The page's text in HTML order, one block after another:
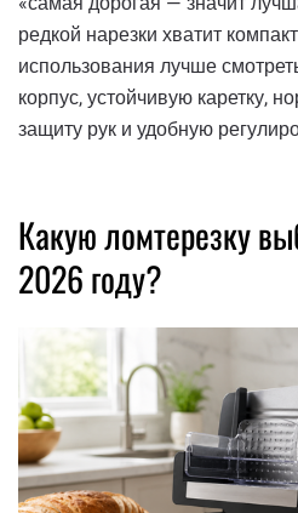
редкой нарезки хватит
использования лучше
корпус, устойчивую каретку,
защиту рук и удобную
Какую ломтерезку
2026 году?